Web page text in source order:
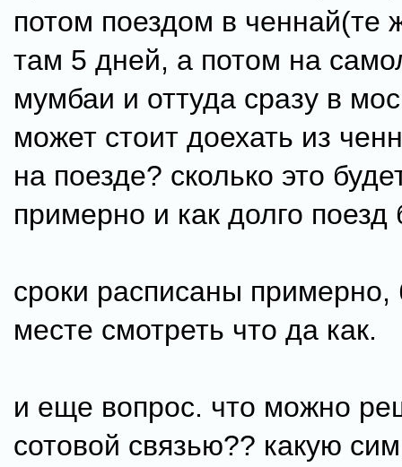
потом поездом в ченнай(те
там 5 дней, а потом на
мумбаи и оттуда сразу в
может стоит доехать из
на поезде? сколько это
примерно и как долго поезд
сроки расписаны примерно,
месте смотреть что да как.
и еще вопрос. что можно
сотовой связью?? какую